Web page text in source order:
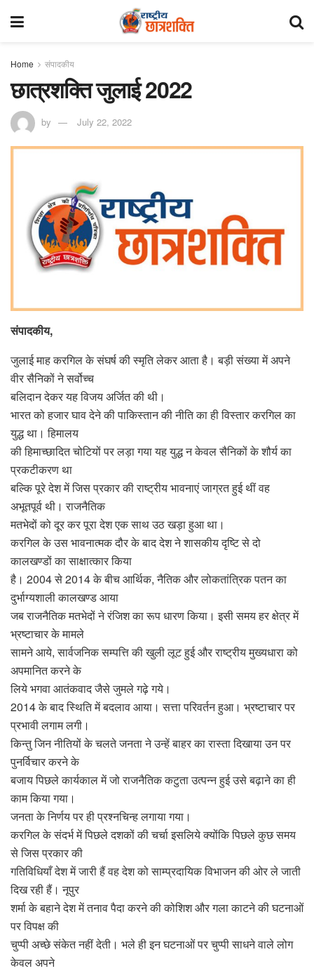
Home संपादकीय
छात्रशक्ति जुलाई 2022
by July 22, 2022
संपादकीय,
जुलाई माह करगिल के संघर्ष की स्मृति लेकर आता है। बड़ी संख्या में अपने
वीर सैनिकों ने सर्वोच्च
बलिदान देकर यह विजय अर्जित की थी।
भारत को हजार घाव देने की पाकिस्तान की नीति का ही विस्तार करगिल का
युद्ध था। हिमालय
की हिमाच्छादित चोटियों पर लड़ा गया यह युद्ध न केवल सैनिकों के शौर्य का
प्रकटीकरण था
बल्कि पूरे देश में जिस प्रकार की राष्ट्रीय भावनाएं जाग्रत हुई थीं वह
अभूतपूर्व थी। राजनैतिक
मतभेदों को दूर कर पूरा देश एक साथ उठ खड़ा हुआ था।
करगिल के उस भावनात्मक दौर के बाद देश ने शासकीय दृष्टि से दो
कालखण्डों का साक्षात्कार किया
है। 2004 से 2014 के बीच आर्थिक, नैतिक और लोकतांत्रिक पतन का
दुर्भाग्यशाली कालखण्ड आया
जब राजनैतिक मतभेदों ने रंजिश का रूप धारण किया। इसी समय हर क्षेत्र में
भ्रष्टाचार के मामले
सामने आये, सार्वजनिक सम्पत्ति की खुली लूट हुई और राष्ट्रीय मुख्यधारा को
अपमानित करने के
लिये भगवा आतंकवाद जैसे जुमले गढ़े गये।
2014 के बाद स्थिति में बदलाव आया। सत्ता परिवर्तन हुआ। भ्रष्टाचार पर
प्रभावी लगाम लगी।
किन्तु जिन नीतियों के चलते जनता ने उन्हें बाहर का रास्ता दिखाया उन पर
पुनर्विचार करने के
बजाय पिछले कार्यकाल में जो राजनैतिक कटुता उत्पन्न हुई उसे बढ़ाने का ही
काम किया गया।
जनता के निर्णय पर ही प्रश्नचिन्ह लगाया गया।
करगिल के संदर्भ में पिछले दशकों की चर्चा इसलिये क्योंकि पिछले कुछ समय
से जिस प्रकार की
गतिविधियाँ देश में जारी हैं वह देश को साम्प्रदायिक विभाजन की ओर ले जाती
दिख रही हैं। नूपुर
शर्मा के बहाने देश में तनाव पैदा करने की कोशिश और गला काटने की घटनाओं
पर विपक्ष की
चुप्पी अच्छे संकेत नहीं देती। भले ही इन घटनाओं पर चुप्पी साधने वाले लोग
केवल अपने